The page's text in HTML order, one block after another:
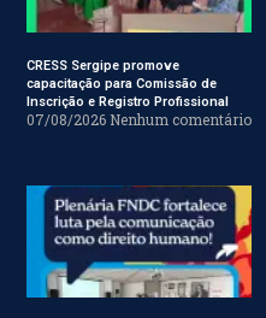
CRESS Sergipe promove
capacitação para Comissão de
Inscrição e Registro Profissional
07/08/2026 Nenhum comentário